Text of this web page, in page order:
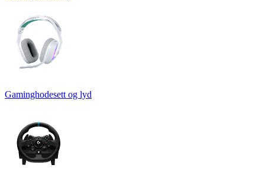
Gaminghodesett og lyd